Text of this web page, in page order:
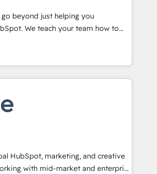
💲 Stripe or Paypal 💰 Sage or
or Microsoft ✍️ DocuSign or
"Custom Integrations"
sync data across... 🔄 any
with Advanced Website and
using our in-house "HubScrub" Tool.
go beyond just helping you
team how to
evolution of They Ask, You
the only HubSpot partner built
coaching and training. That means
and internal team you need to
buyers, close deals faster, and grow
You’ll learn how to: •
organize your HubSpot portal •
team fully using HubSpot • Track
across the entire buyer journey
HubSpot, marketing, and creative
with mid-market and enterprise